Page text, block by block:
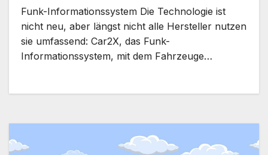
Funk-Informationssystem Die Technologie ist
nicht neu, aber längst nicht alle Hersteller nutzen
sie umfassend: Car2X, das Funk-
Informationssystem, mit dem Fahrzeuge…